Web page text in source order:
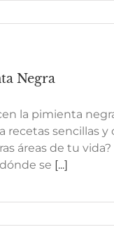
Negra
la pimienta
recetas sencillas
áreas de tu vida?
se [...]